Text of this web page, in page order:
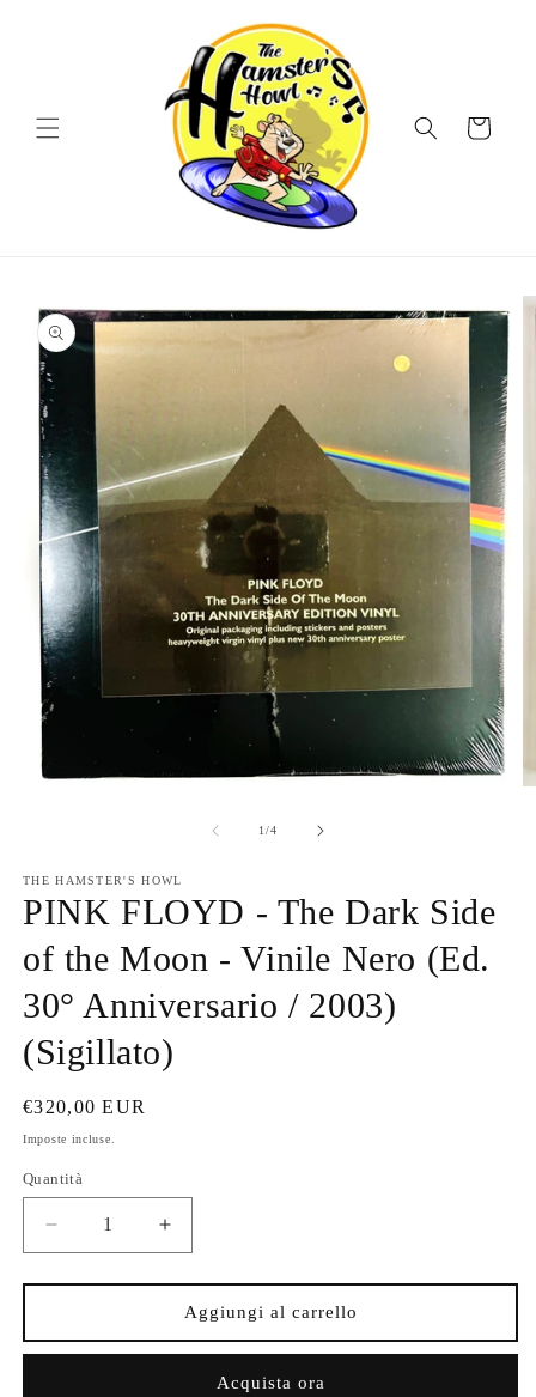
Carrello
informazioni
sul prodotto
finestra
modale
1/su
4
THE HAMSTER'S HOWL
PINK FLOYD - The Dark Side
of the Moon - Vinile Nero (Ed.
30° Anniversario / 2003)
(Sigillato)
Prezzo
di
€320,00 EUR
Imposte incluse.
Quantità
Diminuisci
quantità
per
FLOYD
-
Aumenta
quantità
per
PINK
FLOYD
-
Aggiungi al carrello
Acquista ora